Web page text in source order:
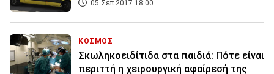
05 Σεπ 2017 18:00
ΚΟΣΜΟΣ
Σκωληκοειδίτιδα στα παιδιά: Πότε είναι
περιττή η χειρουργική αφαίρεσή της